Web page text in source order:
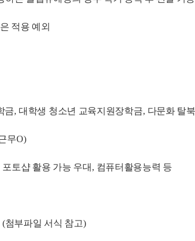
적용 예외
금,대학생 청소년 교육지원장학금, 다문화 탈
무O)
포토샵 활용 가능 우대 , 컴퓨터활용능력 등
(첨부파일 서식 참고)